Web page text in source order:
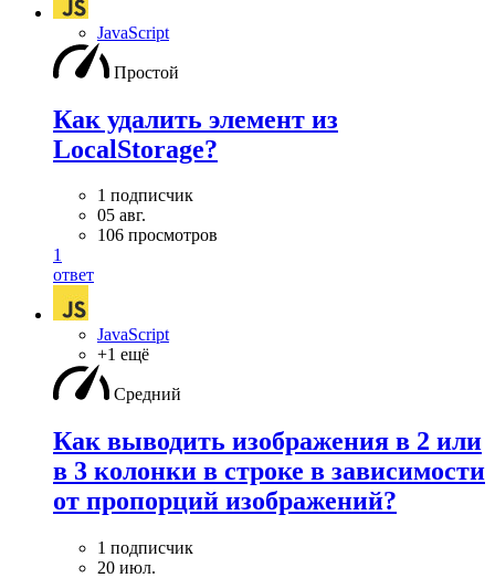
JavaScript
Простой
Как удалить элемент из
LocalStorage?
1 подписчик
05 авг.
106 просмотров
1
ответ
JavaScript
+1 ещё
Средний
Как выводить изображения в 2 или
в 3 колонки в строке в зависимости
от пропорций изображений?
1 подписчик
20 июл.